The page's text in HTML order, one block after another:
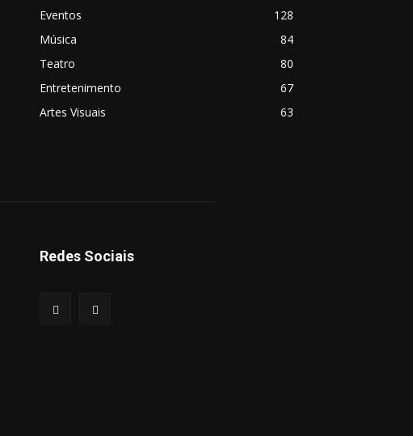
Eventos
128
Música
84
Teatro
80
Entretenimento
67
Artes Visuais
63
Redes Sociais